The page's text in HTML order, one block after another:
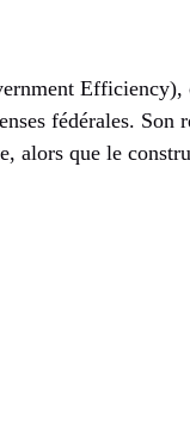
Efficiency),
fédérales. Son
alors que le